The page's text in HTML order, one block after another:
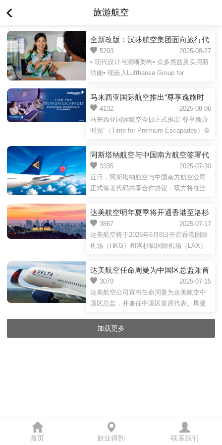
旅游航空
全新改版：汉莎航空集团面向旅行代
理的eXperts网站
2025-08-27
5203
• 现代设计与清晰架构• 众多惠益及实用新
功能• 现嵌入Lufthansa Group for
• 随时免费注册为旅行社和tour operator带
来的好消息：eXperts网站现已采用全新设
计，并进行了多项改进，旨在让旅行代理
的日常工作更为轻松。现在，在面向企业
Lufthansa Group for Business &quot;下，
所有汉莎航空集团旗下航空公司的相关信
息都汇聚一处。优化后的...
马来西亚国际航空推出“尊享逸旅时
光”全球促销活动，缔造高端一体化
出行体验
2025-08-06
4132
马来西亚国际航空今日正式推出“尊享逸旅
时光”（Time for Premium Escapades）全
舒适与关怀的高端之旅。本次活动聚焦于
马来西亚国际航空标志性的商务舱，旨在
为乘客打造从值机到抵达的一站式旅程，
配以焕新的机上体验、周到的贴心服务，
待。自 2025 年 8 月 5 日至 20 日，旅客预
订中国内地出发的国际航线商务舱机票可
享专属优惠，往返含税4580元起。航...
阿斯塔纳航空与中国南方航空签署代
码共享合作协议，升级中哈空中丝路
2025-07-30
3335
近日，阿斯塔纳航空与中国南方航空公司
正式签署代码共享合作协议，双方将在连
码共享合作，为两国旅客提供更多航班选
择。根据协议，双方将在对方承运的中-哈
航线的定期航班上相互置挂代码，合作航
线包括阿斯塔纳航空承运的阿拉木图-北京
首都航线，南航承运的广州/北京大兴/乌鲁
木齐/西安-阿拉木图航线、广州/乌鲁木齐-
阿斯塔纳航线。阿斯塔纳航空首席执行...
达美航空明年夏季将开通香港至洛杉
矶每日直飞航班
2025-07-17
3867
达美航空将于2026年6月8日开启香港国际
机场（HKG）和洛杉矶国际机场（LAX）
航线网络。达美航空新开通的香港至洛杉
矶直飞航班不仅能够直达美国最热门旅游
目的地之一洛杉矶，更可在洛杉矶国际机
场便捷中转，直抵至30多个美国城市。香
品：达美至臻商务舱套间、达美尊尚经济
达美航空任命周曼为中国区总监兼首
席代表
2025-07-15
3079
达美航空公司宣布任命周曼为达美航空中
国区总监，并兼任中国区首席代表。周曼
升客户体验，深化与中国东方航空的战略
合作伙伴关系，并统筹达美在中国的政府
加载更多
首页 旅业得到 联系我们